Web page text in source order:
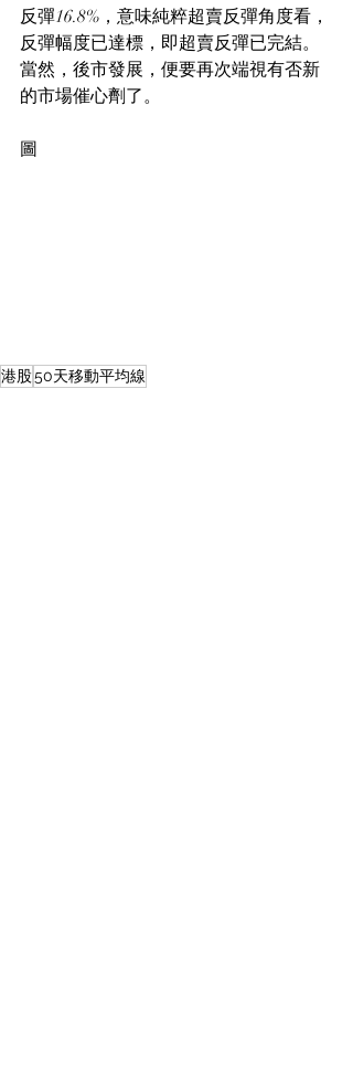
反彈16.8%，意味純粹超賣反彈角度看，
反彈幅度已達標，即超賣反彈已完結。
當然，後市發展，便要再次端視有否新
的市場催心劑了。
圖
港股50天移動平均線